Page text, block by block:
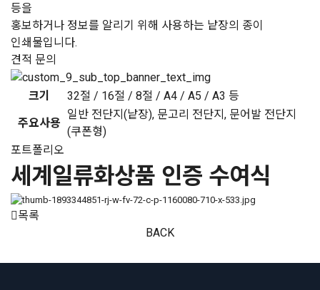
등을
홍보하거나 정보를 알리기 위해 사용하는 낱장의 종이
인쇄물입니다.
견적 문의
크기
32절 / 16절 / 8절 / A4 / A5 / A3 등
주요사용
일반 전단지(낱장), 문고리 전단지, 문어발 전단지
(쿠폰형)
포트폴리오
세계일류화상품 인증 수여식
목록
BACK